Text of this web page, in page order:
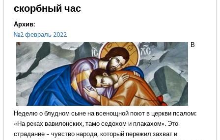
скорбный час
Архив:
№2 февраль 2022
В
Неделю о блудном сыне на всенощной поют в церкви псалом:
«На реках вавилонских, тамо седохом и плакахом». Это
страдание – чувство народа, который пережил захват и